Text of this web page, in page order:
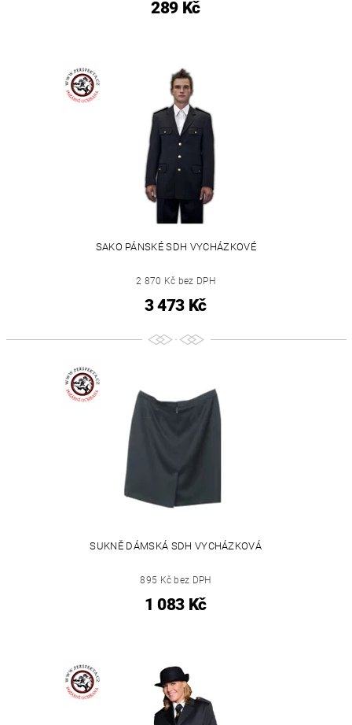
289 Kč
SAKO PÁNSKÉ SDH VYCHÁZKOVÉ
2 870 Kč bez DPH
3 473 Kč
SUKNĚ DÁMSKÁ SDH VYCHÁZKOVÁ
895 Kč bez DPH
1 083 Kč